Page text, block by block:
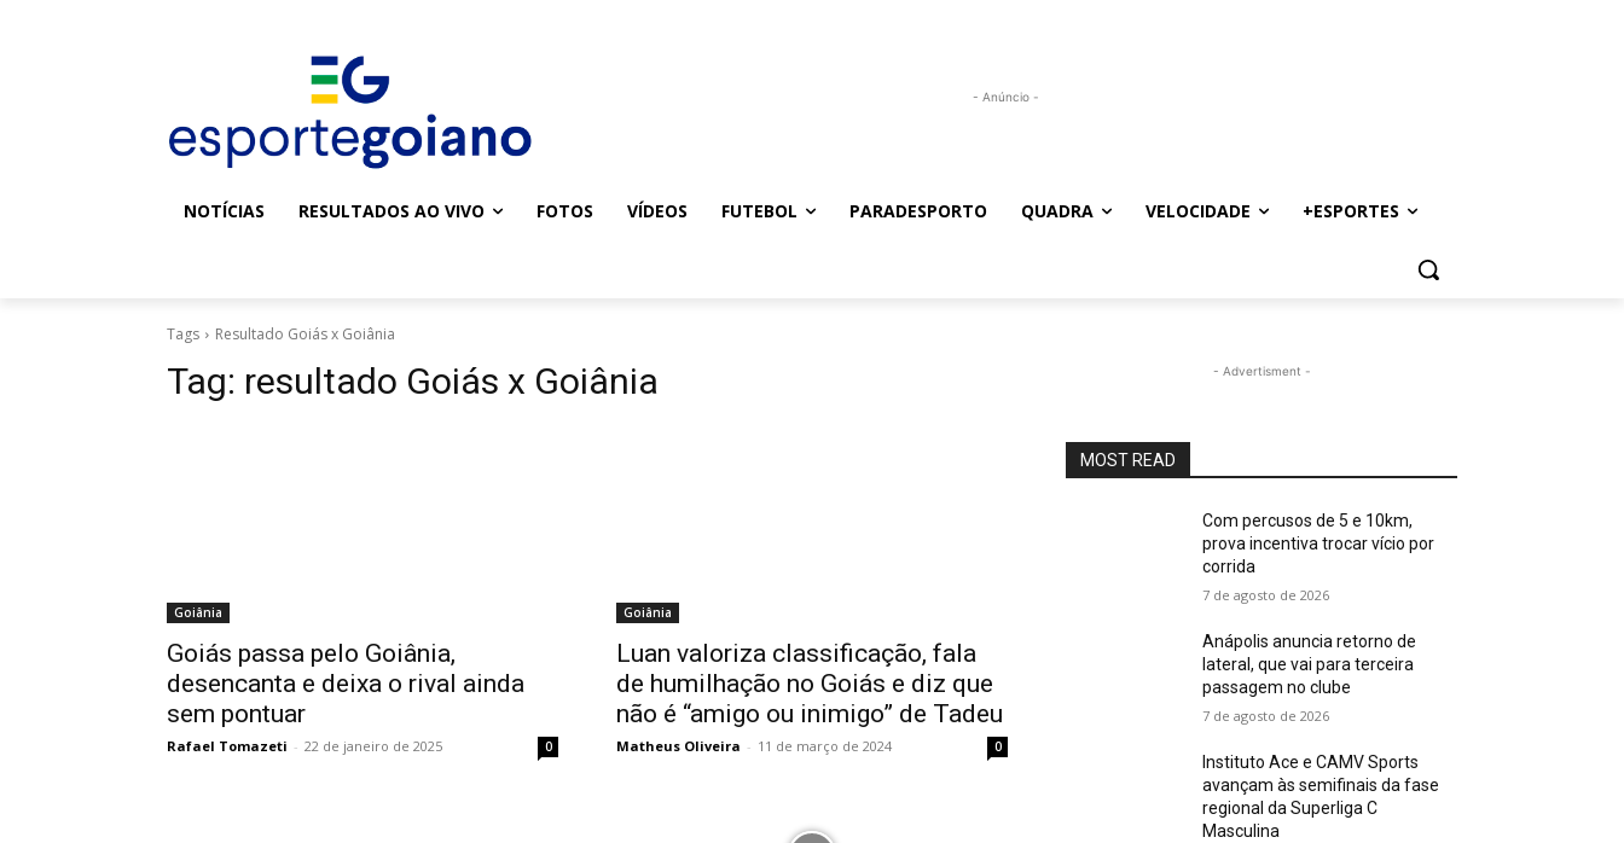
- Anúncio -
NOTÍCIAS RESULTADOS AO VIVO FOTOS VÍDEOS FUTEBOL PARADESPORTO QUADRA VELOCIDADE +ESPORTES
Tags Resultado Goiás x Goiânia
Tag: resultado Goiás x Goiânia
Goiânia
Goiás passa pelo Goiânia,
desencanta e deixa o rival ainda
sem pontuar
Rafael Tomazeti - 22 de janeiro de 2025 0
Goiânia
Luan valoriza classificação, fala
de humilhação no Goiás e diz que
não é “amigo ou inimigo” de Tadeu
Matheus Oliveira - 11 de março de 2024 0
- Advertisment -
MOST READ
Com percusos de 5 e 10km,
prova incentiva trocar vício por
corrida
7 de agosto de 2026
Anápolis anuncia retorno de
lateral, que vai para terceira
passagem no clube
7 de agosto de 2026
Instituto Ace e CAMV Sports
avançam às semifinais da fase
regional da Superliga C
Masculina